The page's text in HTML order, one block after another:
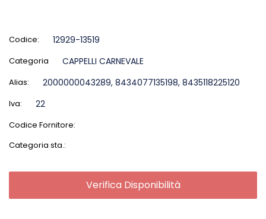
Codice: 12929-13519
Categoria CAPPELLI CARNEVALE
Alias: 2000000043289, 8434077135198, 8435118225120
Iva: 22
Codice Fornitore:
Categoria sta.:
Verifica Disponibilità